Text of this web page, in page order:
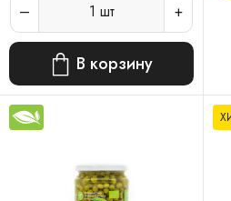
1 шт
В корзину